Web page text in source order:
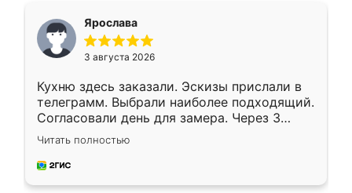
Ярослава
3 августа 2026
Кухню здесь заказали. Эскизы прислали в
телеграмм. Выбрали наиболее подходящий.
Согласовали день для замера. Через 3
недели кухня была уже готова. Остались
довольны работой. Спасибо Ренессанс
мебель за качественную работу!
Читать полностью